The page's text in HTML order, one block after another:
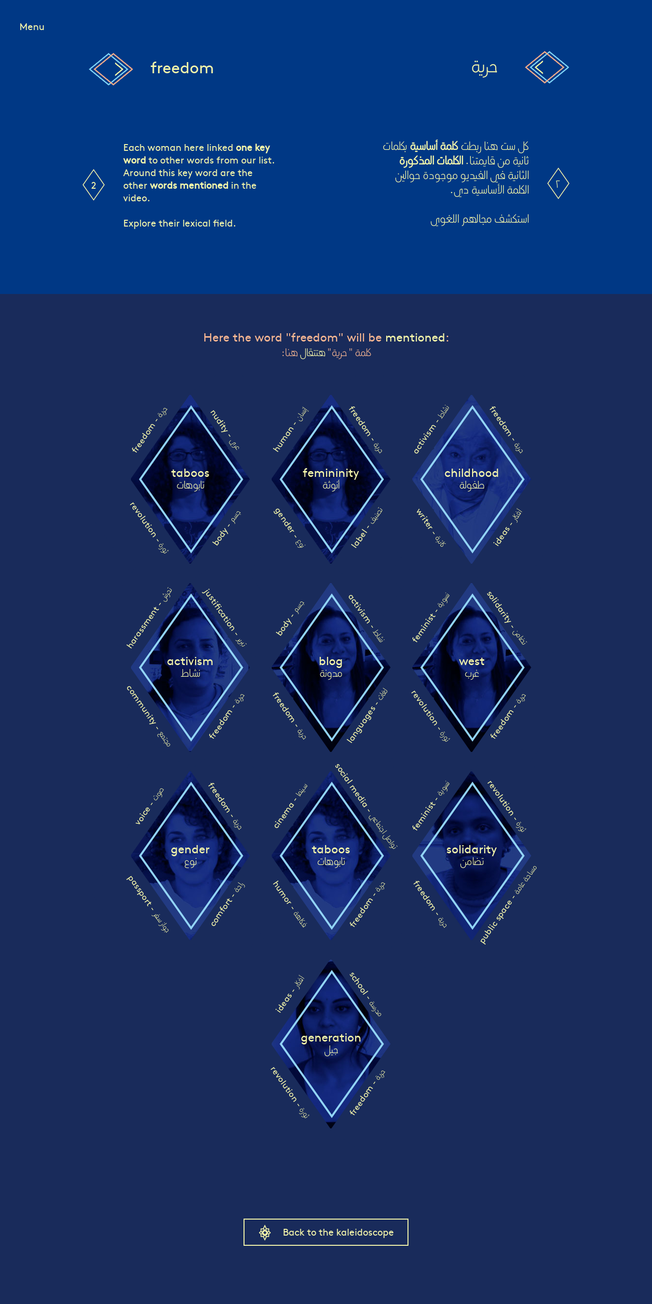
Menu
freedom
2
Each woman here linked one key
word to other words from our list.
Around this key word are the
other words mentioned in the
video.
Explore their lexical field.
حرية
٢
كل ست هنا ربطتكلمة أساسية بكلمات
ثانية من قايمتنا.الكلمات المذكورة
الثانية في الفيديو موجودة حوالين
الكلمة الأساسية دي.
استكشف مجالهم اللغوي
Here the word "freedom" will be mentioned:
كلمة " حرية"هتتقالهنا:
taboos
تابوهات
revolution -
ثورة
freedom -
حرية nudity -
عري
body -
جسم
femininity
أنوثة
gender -
نوع
human -
إنسان freedom -
حرية
label -
تصنيف
childhood
طفولة
writer -
كاتبة
activism -
نشاط freedom -
حرية
ideas -
أفكار
activism
نشاط
community -
مجتمع
harassment -
تحرش justification -
تبرير
freedom -
حرية
blog
مدونة
freedom -
حرية
body -
جسم activism -
نشاط
languages -
لغات
west
غرب
revolution -
ثورة
feminist -
نسوية solidarity -
تضامن
freedom -
حرية
gender
نوع
passport -
جواز سفر
voice -
صوت freedom -
حرية
comfort -
راحة
taboos
تابوهات
humor -
فكاهة
cinema -
سينما social media -
تواصل اجتماعي
freedom -
حرية
solidarity
تضامن
freedom -
حرية
feminist -
نسوية revolution -
ثورة
public space -
مساحة عامة
generation
جيل
revolution -
ثورة
ideas -
أفكار school -
مدرسة
freedom -
حرية
Back to the kaleidoscope